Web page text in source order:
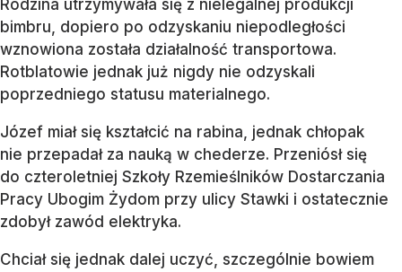
Rodzina utrzymywała się z nielegalnej produkcji
bimbru, dopiero po odzyskaniu niepodległości
wznowiona została działalność transportowa.
Rotblatowie jednak już nigdy nie odzyskali
poprzedniego statusu materialnego.
Józef miał się kształcić na rabina, jednak chłopak
nie przepadał za nauką w chederze. Przeniósł się
do czteroletniej Szkoły Rzemieślników Dostarczania
Pracy Ubogim Żydom przy ulicy Stawki i ostatecznie
zdobył zawód elektryka.
Chciał się jednak dalej uczyć, szczególnie bowiem